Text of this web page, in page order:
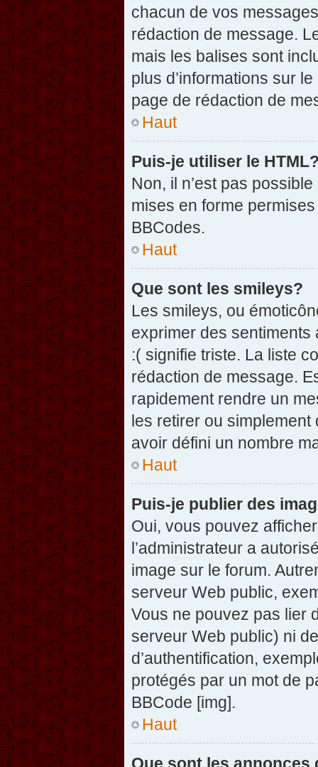
chacun de vos
rédaction de message.
mais les balises sont
plus d’informations sur
page de rédaction de
Haut
Puis-je utiliser le
Non, il n’est pas
mises en forme
BBCodes.
Haut
Que sont les smileys?
Les smileys, ou
exprimer des
:( signifie triste. La liste
rédaction de message.
rapidement rendre un
les retirer ou simplement
avoir défini un nombre
Haut
Puis-je publier des
Oui, vous pouvez
l’administrateur a
image sur le forum.
serveur Web public,
Vous ne pouvez pas lier
serveur Web public) ni
d’authentification,
protégés par un mot de
BBCode [img].
Haut
Que sont les annonces